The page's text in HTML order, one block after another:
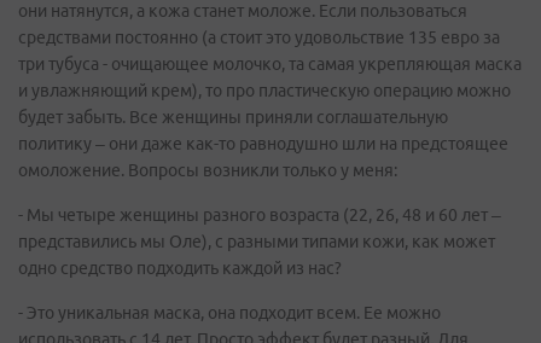
они натянутся, а кожа станет моложе. Если пользоваться
средствами постоянно (а стоит это удовольствие 135 евро за
три тубуса - очищающее молочко, та самая укрепляющая маска
и увлажняющий крем), то про пластическую операцию можно
будет забыть. Все женщины приняли соглашательную
политику – они даже как-то равнодушно шли на предстоящее
омоложение. Вопросы возникли только у меня:
- Мы четыре женщины разного возраста (22, 26, 48 и 60 лет –
представились мы Оле), с разными типами кожи, как может
одно средство подходить каждой из нас?
- Это уникальная маска, она подходит всем. Ее можно